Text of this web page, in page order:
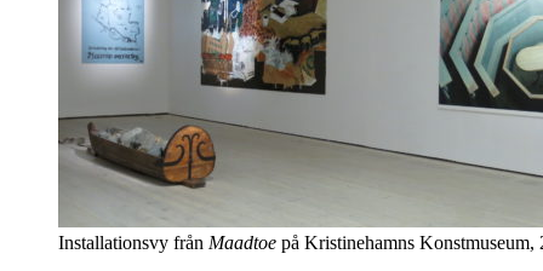
Installationsvy från Maadtoe på Kristinehamns Konstmuseum,